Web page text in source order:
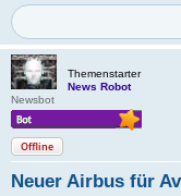
Themenstarter
News Robot
Newsbot
Offline
Neuer Airbus für